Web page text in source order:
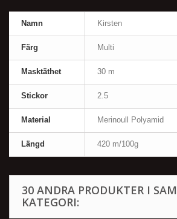
Namn Kirsten
Färg Multi
Masktäthet 30 m
Stickor 2.5
Material Merinoull Polyamid
Längd 420 m/100g
30 ANDRA PRODUKTER I
KATEGORI: